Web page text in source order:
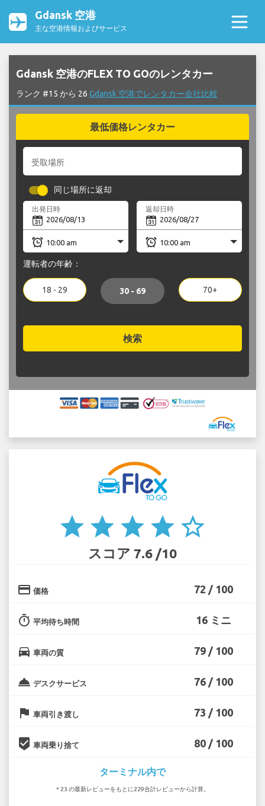
Gdansk 空港
主な空港情報およびサービス
Gdansk 空港のFLEX TO GOのレンタカー
ランク #15 から 26 Gdansk 空港でレンタカー会社比較
最低価格レンタカー
受取場所
同じ場所に返却
出発日時 返却日時
運転者の年齢：
18 - 29 30 - 69 70+
検索
star star star star star_border
スコア 7.6 /10
credit_card 価格 72 / 100
timer 平均待ち時間 16 ミニ
directions_car 車両の質 79 / 100
room_service デスクサービス 76 / 100
flag 車両引き渡し 73 / 100
beenhere 車両乗り捨て 80 / 100
ターミナル内で
* 23 の最新レビューをもとに229合計レビューから計算。